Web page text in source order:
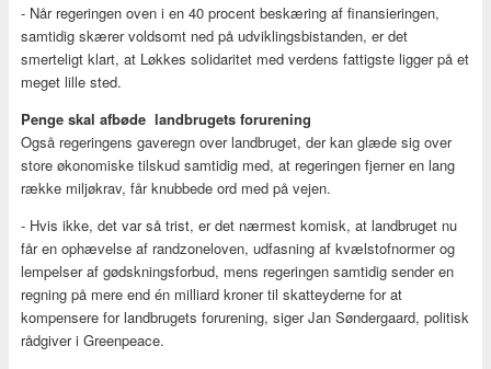
- Når regeringen oven i en 40 procent beskæring af finansieringen,
samtidig skærer voldsomt ned på udviklingsbistanden, er det
smerteligt klart, at Løkkes solidaritet med verdens fattigste ligger på et
meget lille sted.
Penge skal afbøde landbrugets forurening
Også regeringens gaveregn over landbruget, der kan glæde sig over
store økonomiske tilskud samtidig med, at regeringen fjerner en lang
række miljøkrav, får knubbede ord med på vejen.
- Hvis ikke, det var så trist, er det nærmest komisk, at landbruget nu
får en ophævelse af randzoneloven, udfasning af kvælstofnormer og
lempelser af gødskningsforbud, mens regeringen samtidig sender en
regning på mere end én milliard kroner til skatteyderne for at
kompensere for landbrugets forurening, siger Jan Søndergaard, politisk
rådgiver i Greenpeace.